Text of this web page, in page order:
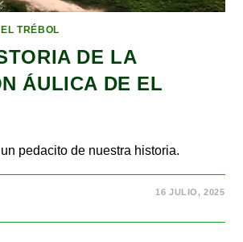
TRÉBOL
DE LA
ÁULICA DE EL
pedacito de nuestra historia.
16 JULIO, 2025